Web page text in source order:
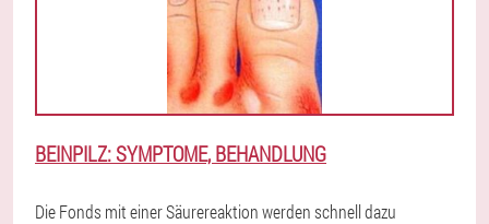
BEINPILZ: SYMPTOME, BEHANDLUNG
Die Fonds mit einer Säurereaktion werden schnell dazu